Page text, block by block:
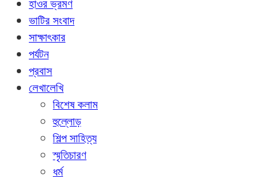
হাওর ভ্রমণ
ভাটির সংবাদ
সাক্ষাৎকার
পর্যটন
প্রবাস
লেখালেখি
বিশেষ কলাম
হুল্লোড়
শিল্প সাহিত্য
স্মৃতিচারণ
ধর্ম